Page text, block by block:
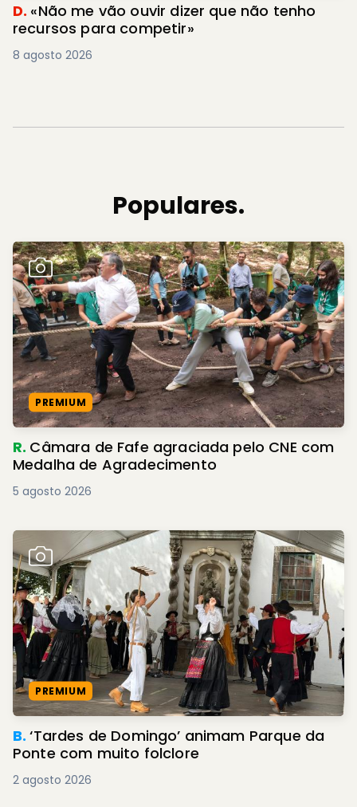
D. «Não me vão ouvir dizer que não tenho
recursos para competir»
8 agosto 2026
Populares.
PREMIUM
R. Câmara de Fafe agraciada pelo CNE com
Medalha de Agradecimento
5 agosto 2026
PREMIUM
B.‘Tardes de Domingo’ animam Parque da
Ponte com muito folclore
2 agosto 2026